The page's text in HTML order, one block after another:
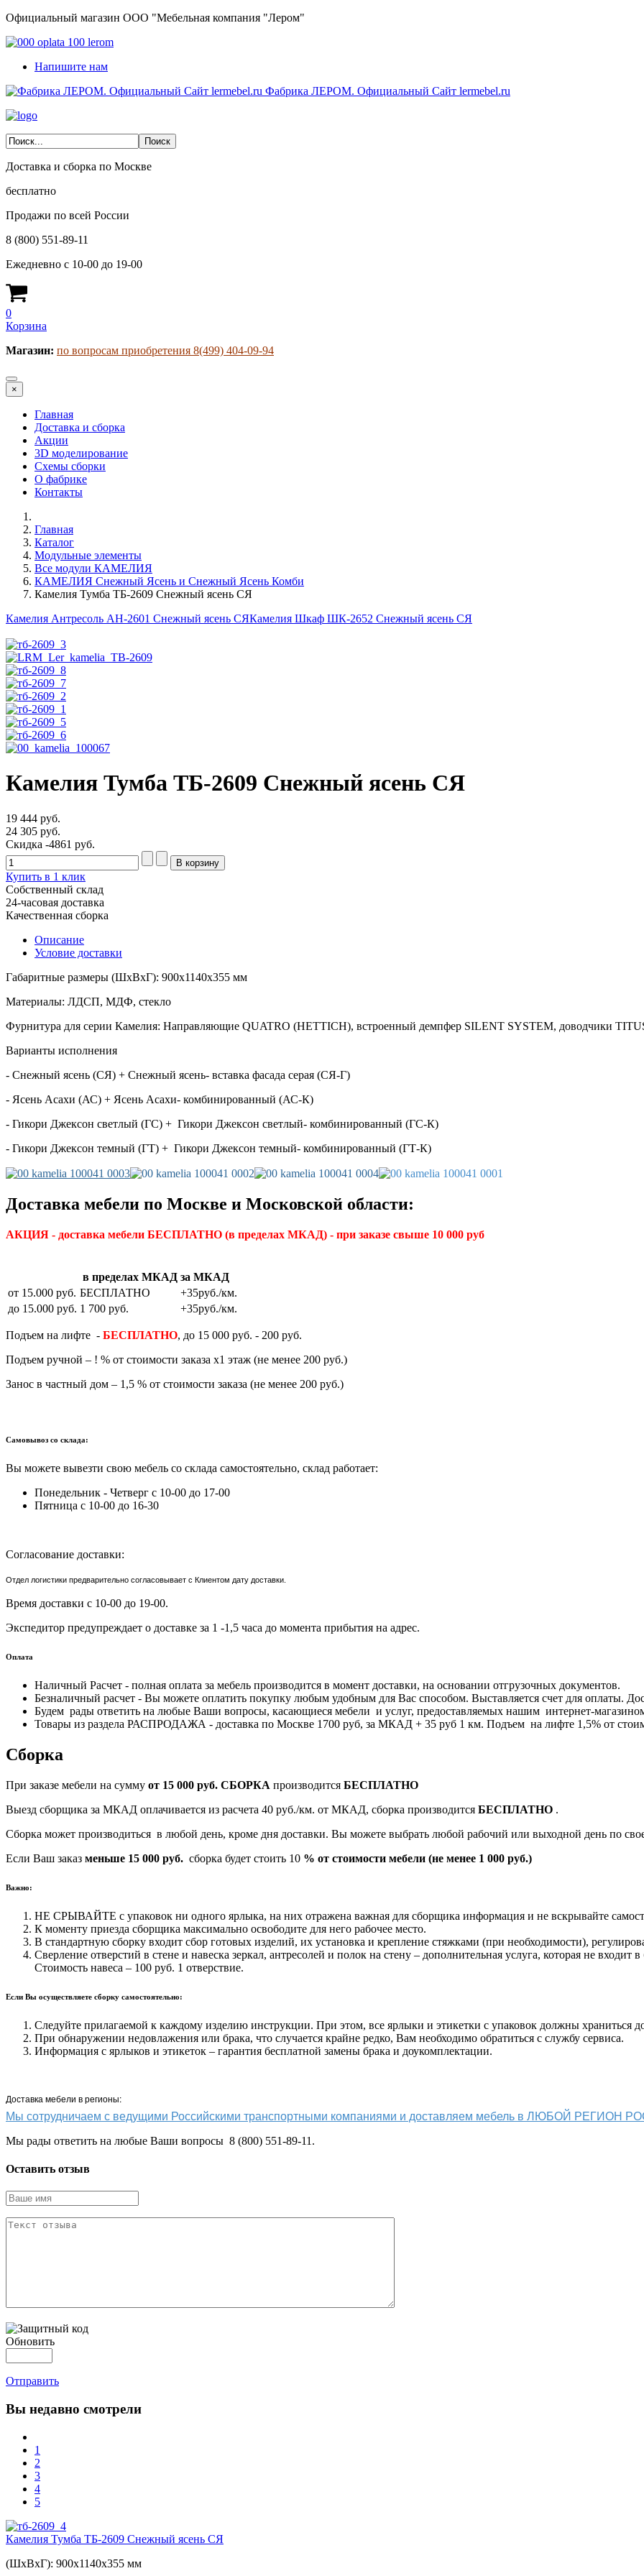
Официальный магазин ООО "Мебельная компания "Лером"
Напишите нам
Фабрика ЛЕРОМ. Официальный Сайт lermebel.ru
Доставка и сборка по Москве
бесплатно
Продажи по всей России
8 (800) 551-89-11
Ежедневно с 10-00 до 19-00
0
Корзина
Магазин: по вопросам приобретения 8(499) 404-09-94
×
Главная
Доставка и сборка
Акции
3D моделирование
Схемы сборки
О фабрике
Контакты
Главная
Каталог
Модульные элементы
Все модули КАМЕЛИЯ
КАМЕЛИЯ Снежный Ясень и Снежный Ясень Комби
Камелия Тумба ТБ-2609 Снежный ясень СЯ
Камелия Антресоль АН-2601 Снежный ясень СЯКамелия Шкаф ШК-2652 Снежный ясень СЯ
Камелия Тумба ТБ-2609 Снежный ясень СЯ
19 444 руб.
24 305 руб.
Скидка -4861 руб.
Купить в 1 клик
Собственный склад
24-часовая доставка
Качественная сборка
Описание
Условие доставки
Габаритные размеры (ШхВхГ): 900х1140х355 мм
Материалы: ЛДСП, МДФ, стекло
Фурнитура для серии Камелия: Направляющие QUATRO (HETTICH), встроенный демпфер SILENT SYSTEM, доводчики
Варианты исполнения
- Снежный ясень (СЯ) + Снежный ясень- вставка фасада серая (СЯ-Г)
- Ясень Асахи (АС) + Ясень Асахи- комбинированный (АС-К)
- Гикори Джексон светлый (ГС) + Гикори Джексон светлый- комбинированный (ГС-К)
- Гикори Джексон темный (ГТ) + Гикори Джексон темный- комбинированный (ГТ-К)
Доставка мебели по Москве и Московской области:
АКЦИЯ - доставка мебели БЕСПЛАТНО (в пределах МКАД) - при заказе свыше 10 000 руб
в пределах МКАД за МКАД
от 15.000 руб. БЕСПЛАТНО
+35руб./км.
до 15.000 руб. 1 700 руб. +35руб./км.
Подъем на лифте - БЕСПЛАТНО, до 15 000 руб. - 200 руб.
Подъем ручной – ! % от стоимости заказа х1 этаж (не менее 200 руб.)
Занос в частный дом – 1,5 % от стоимости заказа (не менее 200 руб.)
Самовывоз со склада:
Вы можете вывезти свою мебель со склада самостоятельно, склад работает:
Понедельник - Четверг с 10-00 до 17-00
Пятница с 10-00 до 16-30
Согласование доставки:
Отдел логистики предварительно согласовывает с Клиентом дату доставки.
Время доставки с 10-00 до 19-00.
Экспедитор предупреждает о доставке за 1 -1,5 часа до момента прибытия на адрес.
Оплата
Наличный Расчет - полная оплата за мебель производится в момент доставки, на основании отгрузочных документов.
Безналичный расчет - Вы можете оплатить покупку любым удобным для Вас способом. Выставляется счет для оплаты.
Будем рады ответить на любые Ваши вопросы, касающиеся мебели и услуг, предоставляемых нашим интернет-
Товары из раздела РАСПРОДАЖА - доставка по Москве 1700 руб, за МКАД + 35 руб 1 км. Подъем на лифте 1,5% от
Сборка
При заказе мебели на сумму от 15 000 руб. СБОРКА производится БЕСПЛАТНО
Выезд сборщика за МКАД оплачивается из расчета 40 руб./км. от МКАД, сборка производится БЕСПЛАТНО .
Сборка может производиться в любой день, кроме дня доставки. Вы можете выбрать любой рабочий или выходной день по
Если Ваш заказ меньше 15 000 руб. сборка будет стоить 10 % от стоимости мебели (не менее 1 000 руб.)
Важно:
НЕ СРЫВАЙТЕ с упаковок ни одного ярлыка, на них отражена важная для сборщика информация и не вскрывайте
К моменту приезда сборщика максимально освободите для него рабочее место.
В стандартную сборку входит сбор готовых изделий, их установка и крепление стяжками (при необходимости),
Сверление отверстий в стене и навеска зеркал, антресолей и полок на стену – дополнительная услуга, которая не входит
Стоимость навеса – 100 руб. 1 отверствие.
Если Вы осуществляете сборку самостоятельно:
Следуйте прилагаемой к каждому изделию инструкции. При этом, все ярлыки и этикетки с упаковок должны храниться
При обнаружении недовлажения или брака, что случается крайне редко, Вам необходимо обратиться с службу сервиса.
Информация с ярлыков и этикеток – гарантия бесплатной замены брака и доукомплектации.
Доставка мебели в регионы:
Мы сотрудничаем с ведущими Российскими транспортными компаниями и доставляем мебель в ЛЮБОЙ РЕГИОН
Мы рады ответить на любые Ваши вопросы 8 (800) 551-89-11.
Оставить отзыв
Обновить
Отправить
Вы недавно смотрели
1
2
3
4
5
Камелия Тумба ТБ-2609 Снежный ясень СЯ
(ШхВхГ): 900х1140х355 мм